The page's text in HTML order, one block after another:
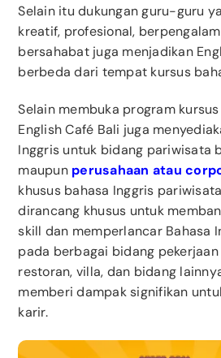
Selain itu dukungan guru-guru
kreatif, profesional,
bersahabat juga menjadikan
berbeda dari tempat kursus
Selain membuka program
English Café Bali juga
Inggris untuk bidang pariwisata
maupun perusahaan atau
khusus bahasa Inggris
dirancang khusus untuk
skill dan memperlancar Bahasa
pada berbagai bidang
restoran, villa, dan bidang
memberi dampak signifikan
karir.